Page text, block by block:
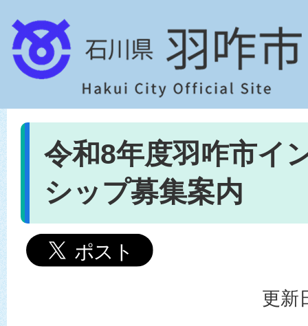
令和8年度羽咋市イ
シップ募集案内
更新